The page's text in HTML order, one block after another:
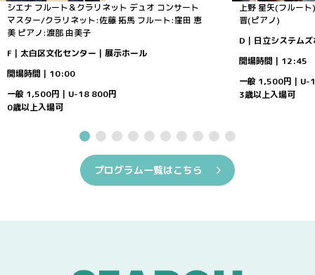
シエナ フルート＆クラリネット デュオ コンサート
マスター/クラリネット:佐藤 拓馬 フルート:窪田 恵
美 ピアノ:渡部 由美子
開場時間｜10:00
一般 1,500円｜U-18 800円
0歳以上入場可
F｜太白区文化センター｜展示ホール
上野 星矢(フルート)
晋(ピアノ)
開場時間｜12:45
一般 1,500円｜U-
3歳以上入場可
D｜日立システム
プログラム一覧はこちら